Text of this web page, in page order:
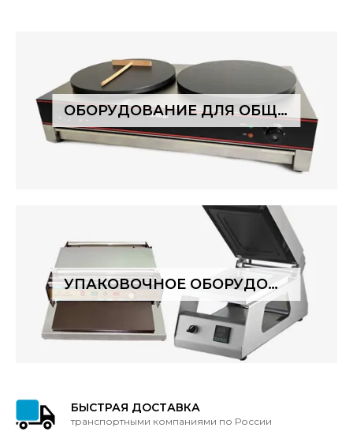
ОБОРУДОВАНИЕ ДЛЯ ОБЩЕПИТА
УПАКОВОЧНОЕ ОБОРУДОВАНИЕ
БЫСТРАЯ ДОСТАВКА
транспортными компаниями по России